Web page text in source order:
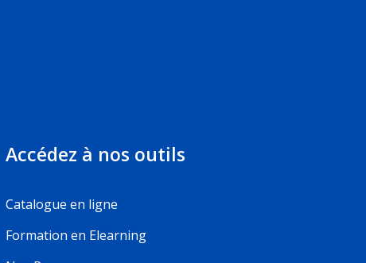
Accédez à nos outils
Catalogue en ligne
Formation en Elearning